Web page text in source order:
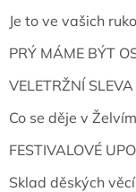
Je to ve vašich
PRÝ MÁME BÝT
VELETRŽNÍ
Co se děje v
FESTIVALOVÉ
Sklad děských